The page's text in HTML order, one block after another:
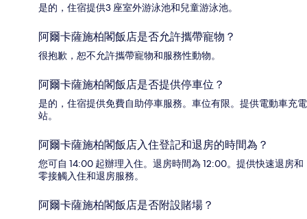
是的，住宿提供3 座室外游泳池和兒童游泳池。
阿爾卡薩施柏閣飯店是否允許攜帶寵物？
很抱歉，恕不允許攜帶寵物和服務性動物。
阿爾卡薩施柏閣飯店是否提供停車位？
是的，住宿提供免費自助停車服務。車位有限。提供電動車充電
站。
阿爾卡薩施柏閣飯店入住登記和退房的時間為？
您可自 14:00 起辦理入住。退房時間為 12:00。提供快速退房和
零接觸入住和退房服務。
阿爾卡薩施柏閣飯店是否附設賭場？